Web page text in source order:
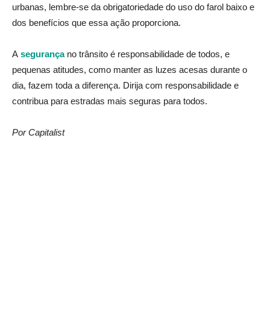
urbanas, lembre-se da obrigatoriedade do uso do farol baixo e
dos benefícios que essa ação proporciona.
A segurançano trânsito é responsabilidade de todos, e
pequenas atitudes, como manter as luzes acesas durante o
dia, fazem toda a diferença. Dirija com responsabilidade e
contribua para estradas mais seguras para todos.
Por Capitalist